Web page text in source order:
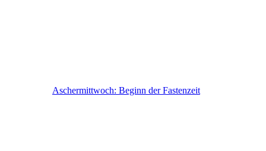
Aschermittwoch: Beginn der Fastenzeit